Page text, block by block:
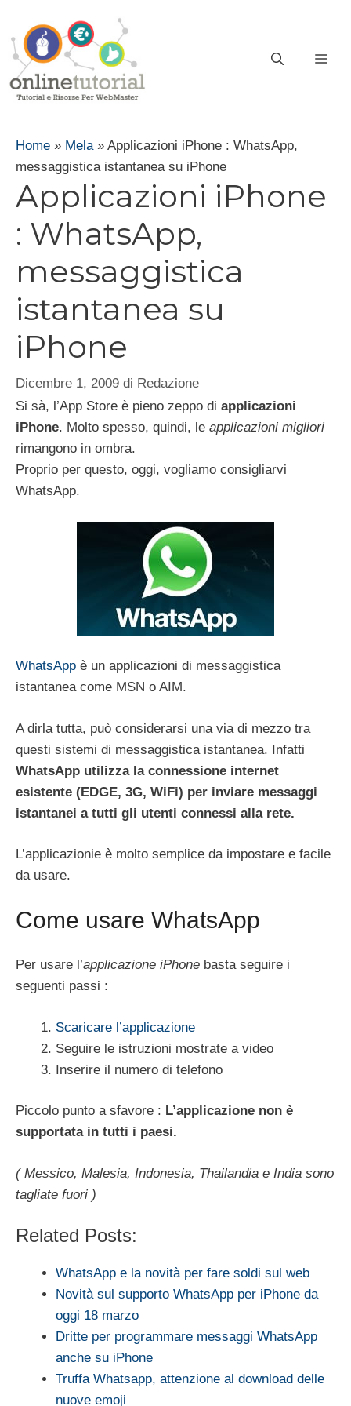
contenuto
Home » Mela » Applicazioni iPhone : WhatsApp,
messaggistica istantanea su iPhone
Applicazioni iPhone
: WhatsApp,
messaggistica
istantanea su
iPhone
Dicembre 1, 2009 di Redazione
Si sà, l’App Store è pieno zeppo di applicazioni
iPhone. Molto spesso, quindi, le applicazioni migliori
rimangono in ombra.
Proprio per questo, oggi, vogliamo consigliarvi
WhatsApp.
WhatsApp è un applicazioni di messaggistica
istantanea come MSN o AIM.
A dirla tutta, può considerarsi una via di mezzo tra
questi sistemi di messaggistica istantanea. Infatti
WhatsApp utilizza la connessione internet
esistente (EDGE, 3G, WiFi) per inviare messaggi
istantanei a tutti gli utenti connessi alla rete.
L’applicazionie è molto semplice da impostare e facile
da usare.
Come usare WhatsApp
Per usare l’applicazione iPhone basta seguire i
seguenti passi :
Scaricare l’applicazione
Seguire le istruzioni mostrate a video
Inserire il numero di telefono
Piccolo punto a sfavore : L’applicazione non è
supportata in tutti i paesi.
( Messico, Malesia, Indonesia, Thailandia e India sono
tagliate fuori )
Related Posts:
WhatsApp e la novità per fare soldi sul web
Novità sul supporto WhatsApp per iPhone da
oggi 18 marzo
Dritte per programmare messaggi WhatsApp
anche su iPhone
Truffa Whatsapp, attenzione al download delle
nuove emoji